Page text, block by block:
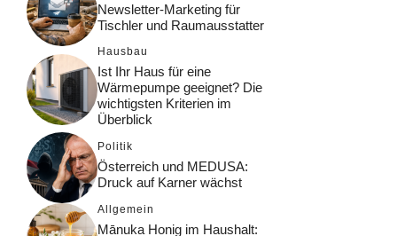
Newsletter-Marketing für
Tischler und Raumausstatter
Hausbau
Ist Ihr Haus für eine
Wärmepumpe geeignet? Die
wichtigsten Kriterien im
Überblick
Politik
Österreich und MEDUSA:
Druck auf Karner wächst
Allgemein
Mānuka Honig im Haushalt: